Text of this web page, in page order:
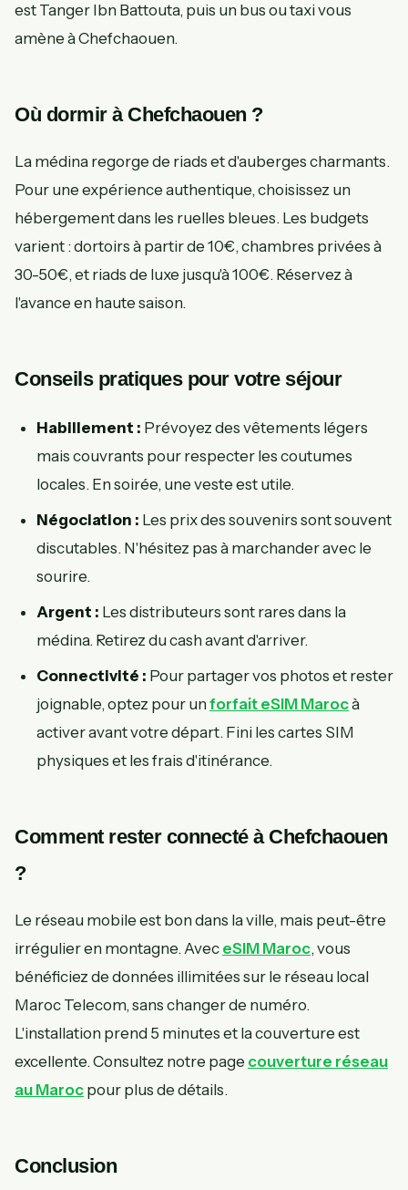
est Tanger Ibn Battouta, puis un bus ou taxi vous
amène à Chefchaouen.
Où dormir à Chefchaouen ?
La médina regorge de riads et d'auberges charmants.
Pour une expérience authentique, choisissez un
hébergement dans les ruelles bleues. Les budgets
varient : dortoirs à partir de 10€, chambres privées à
30-50€, et riads de luxe jusqu'à 100€. Réservez à
l'avance en haute saison.
Conseils pratiques pour votre séjour
Habillement : Prévoyez des vêtements légers
mais couvrants pour respecter les coutumes
locales. En soirée, une veste est utile.
Négociation : Les prix des souvenirs sont souvent
discutables. N'hésitez pas à marchander avec le
sourire.
Argent : Les distributeurs sont rares dans la
médina. Retirez du cash avant d'arriver.
Connectivité : Pour partager vos photos et rester
joignable, optez pour un forfait eSIM Marocà
activer avant votre départ. Fini les cartes SIM
physiques et les frais d'itinérance.
Comment rester connecté à Chefchaouen
?
Le réseau mobile est bon dans la ville, mais peut-être
irrégulier en montagne. Avec eSIM Maroc, vous
bénéficiez de données illimitées sur le réseau local
Maroc Telecom, sans changer de numéro.
L'installation prend 5 minutes et la couverture est
excellente. Consultez notre page couverture réseau
au Maroc pour plus de détails.
Conclusion